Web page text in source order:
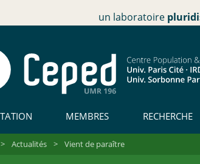
un laboratoire
MEMBRES RECHERCHE
> Actualités > Vient de paraître